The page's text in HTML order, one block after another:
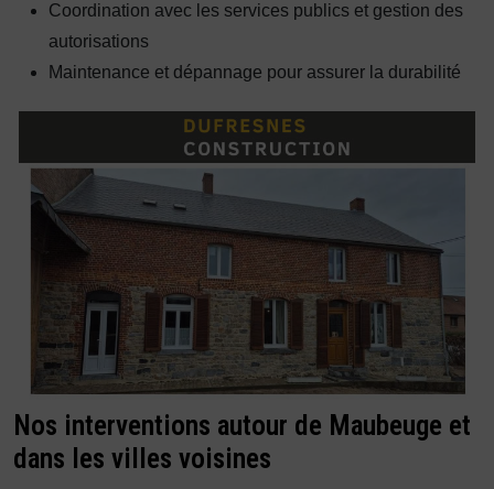
Coordination avec les services publics et gestion des
autorisations
Maintenance et dépannage pour assurer la durabilité
Nos interventions autour de Maubeuge et
dans les villes voisines